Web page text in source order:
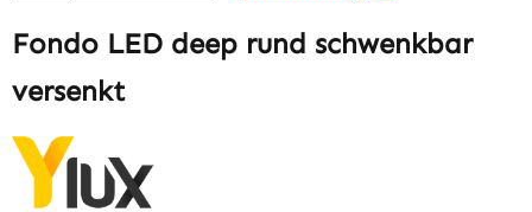
Fondo LED deep rund schwenkbar
versenkt